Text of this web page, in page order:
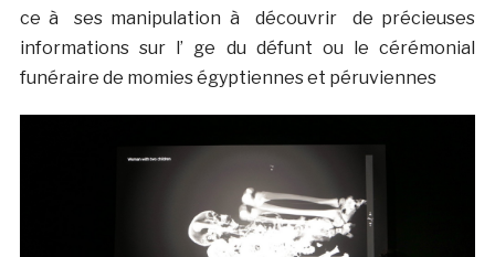
ce à ses manipulation à découvrir de précieuses
informations sur l’ ge du défunt ou le cérémonial
funéraire de momies égyptiennes et péruviennes